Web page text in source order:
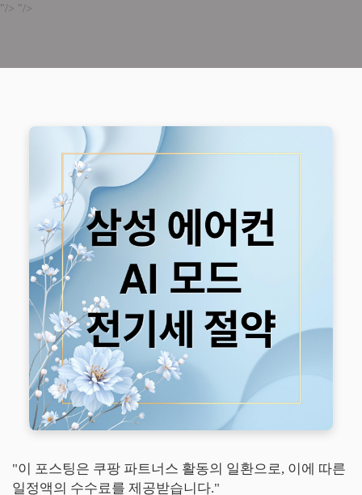
"/> "/>
"이 포스팅은 쿠팡 파트너스 활동의 일환으로, 이에 따른
일정액의 수수료를 제공받습니다."